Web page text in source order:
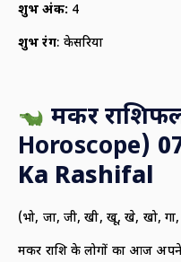
शुभ अंक: 4
शुभ रंग: केसरिया
मकर
Horoscope)
Ka Rashifal
(भो, जा, जी, खी, खू, खे, खो, गा,
मकर राशि के लोगों का आज अपने